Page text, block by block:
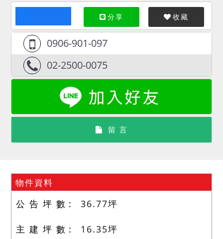
分享 收藏
0906-901-097
02-2500-0075
留 言
物件資料
公 告 坪 數 36.77坪
主 建 坪 數 16.35坪